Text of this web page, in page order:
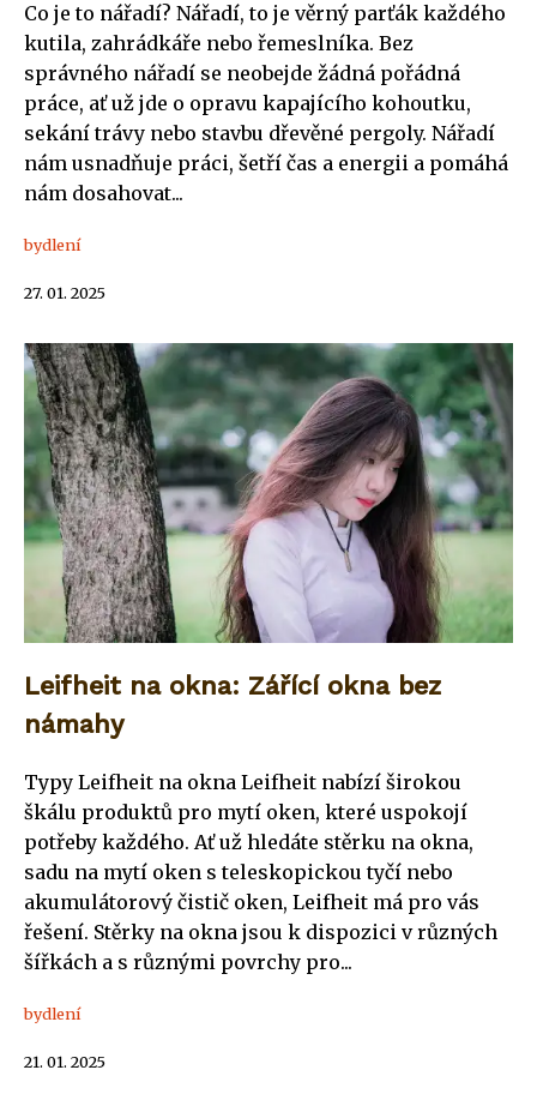
Co je to nářadí? Nářadí, to je věrný parťák každého
kutila, zahrádkáře nebo řemeslníka. Bez
správného nářadí se neobejde žádná pořádná
práce, ať už jde o opravu kapajícího kohoutku,
sekání trávy nebo stavbu dřevěné pergoly. Nářadí
nám usnadňuje práci, šetří čas a energii a pomáhá
nám dosahovat...
bydlení
27. 01. 2025
Leifheit na okna: Zářící okna bez
námahy
Typy Leifheit na okna Leifheit nabízí širokou
škálu produktů pro mytí oken, které uspokojí
potřeby každého. Ať už hledáte stěrku na okna,
sadu na mytí oken s teleskopickou tyčí nebo
akumulátorový čistič oken, Leifheit má pro vás
řešení. Stěrky na okna jsou k dispozici v různých
šířkách a s různými povrchy pro...
bydlení
21. 01. 2025